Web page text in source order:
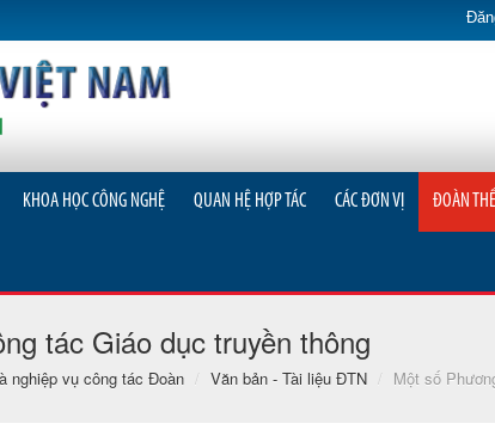
KHOA HỌC CÔNG NGHỆ QUAN HỆ HỢP TÁC CÁC ĐƠN VỊ ĐOÀN THỂ
tác Giáo dục truyền thông
nghiệp vụ công tác Đoàn / Văn bản - Tài liệu ĐTN / Một số